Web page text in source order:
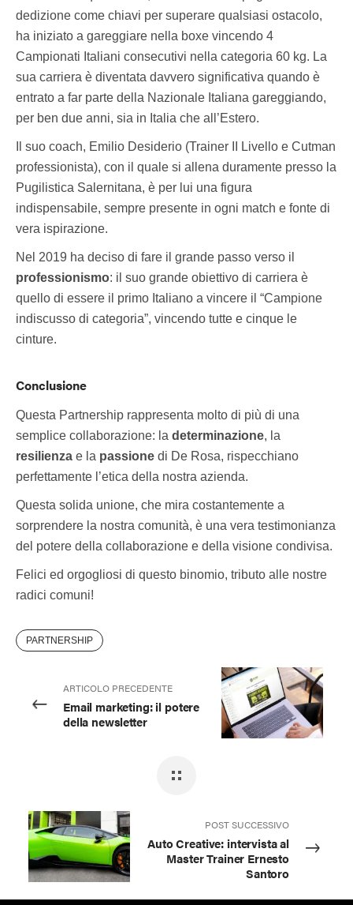
dedizione come chiavi per superare qualsiasi ostacolo,
ha iniziato a gareggiare nella boxe vincendo 4
Campionati Italiani consecutivi nella categoria 60 kg. La
sua carriera è diventata davvero significativa quando è
entrato a far parte della Nazionale Italiana gareggiando,
per ben due anni, sia in Italia che all’Estero.
Il suo coach, Emilio Desiderio (Trainer II Livello e Cutman
professionista), con il quale si allena duramente presso la
Pugilistica Salernitana, è per lui una figura
indispensabile, sempre presente in ogni match e fonte di
vera ispirazione.
Nel 2019 ha deciso di fare il grande passo verso il
professionismo: il suo grande obiettivo di carriera è
quello di essere il primo Italiano a vincere il “Campione
indiscusso di categoria”, vincendo tutte e cinque le
cinture.
Conclusione
Questa Partnership rappresenta molto di più di una
semplice collaborazione: la determinazione, la
resilienza e la passione di De Rosa, rispecchiano
perfettamente l’etica della nostra azienda.
Questa solida unione, che mira costantemente a
sorprendere la nostra comunità, è una vera testimonianza
del potere della collaborazione e della visione condivisa.
Felici ed orgogliosi di questo binomio, tributo alle nostre
radici comuni!
PARTNERSHIP
ARTICOLO PRECEDENTE
Email marketing: il potere
della newsletter
POST SUCCESSIVO
Auto Creative: intervista al
Master Trainer Ernesto
Santoro